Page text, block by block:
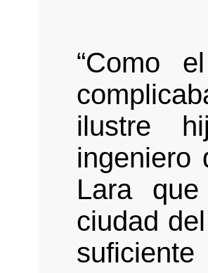
“Como
ilustre
ingeniero
Lara
ciudad